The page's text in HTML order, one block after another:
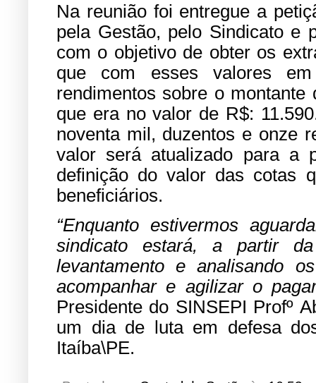
Na reunião foi entregue a
pela Gestão, pelo Sindicato e
com o objetivo de obter os
que com esses valores
rendimentos sobre o
que era no valor de R$:
noventa mil, duzentos e onze
valor será atualizado para a
definição do valor das cotas
beneficiários.
“Enquanto estivermos
sindicato estará, a partir
levantamento e analisando
acompanhar e agilizar o
Presidente do SINSEPI Profº
um dia de luta em defesa
Itaíba\PE.